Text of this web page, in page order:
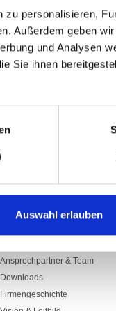
personalisieren,
Außerdem geben
und Analysen
Sie ihnen
Auswahl erlauben
Art.Nr:
Aus
mit Gurte,
UNTERNEHMEN
Ansprechpartner & Team
Downloads
Firmengeschichte